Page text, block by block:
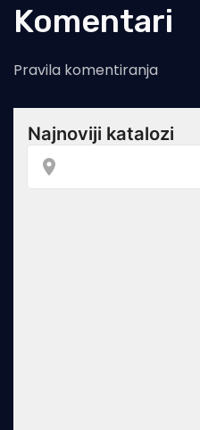
Komentari
Pravila komentiranja